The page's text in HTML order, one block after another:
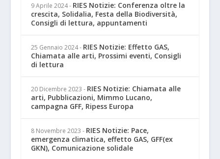
9 Aprile 2024 - RIES Notizie: Conferenza oltre la
crescita, Solidalia, Festa della Biodiversità,
Consigli di lettura, appuntamenti
25 Gennaio 2024 - RIES Notizie: Effetto GAS,
Chiamata alle arti, Prossimi eventi, Consigli
di lettura
20 Dicembre 2023 - RIES Notizie: Chiamata alle
arti, Pubblicazioni, Mimmo Lucano,
campagna GFF, Ripess Europa
8 Novembre 2023 - RIES Notizie: Pace,
emergenza climatica, effetto GAS, GFF(ex
GKN), Comunicazione solidale